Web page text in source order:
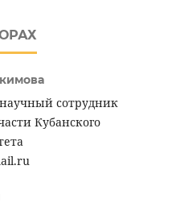
сотрудник
Кубанского